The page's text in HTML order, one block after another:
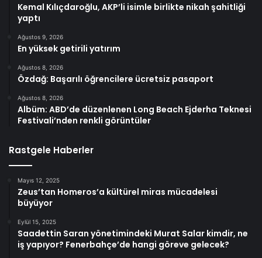
Kemal Kılıçdaroğlu, AKP’li isimle birlikte nikah şahitliği
yaptı
Ağustos 9, 2026
En yüksek getirili yatırım
Ağustos 8, 2026
Özdağ: Başarılı öğrencilere ücretsiz pasaport
Ağustos 8, 2026
Albüm: ABD’de düzenlenen Long Beach Ejderha Teknesi
Festivali’nden renkli görüntüler
Rastgele Haberler
Mayıs 12, 2025
Zeus’tan Homeros’a kültürel miras mücadelesi
büyüyor
Eylül 15, 2025
Saadettin Saran yönetimindeki Murat Salar kimdir, ne
iş yapıyor? Fenerbahçe’de hangi göreve gelecek?